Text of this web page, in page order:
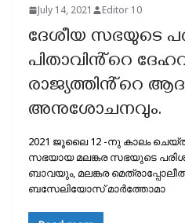
July 14, 2021 Editor 10
ദേശീയ സഭയുടെ
പിതാവിൻ്റെ
രാജ്യത്തിൻ്റെ
അനുശോചനവും.
2021 ജൂലൈ 12 -നു കാലം
സഭയായ മലങ്കര സഭയുടെ
ബാവയും, മലങ്കര
ബസേലിയോസ് മാർത്തോമാ